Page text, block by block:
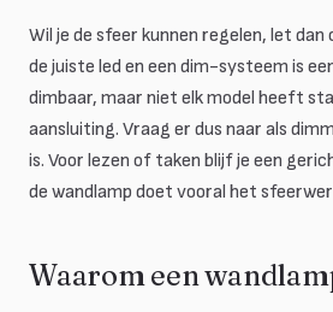
Wil je de sfeer kunnen regelen, let dan
de juiste led en een dim-systeem is
dimbaar, maar niet elk model heeft
aansluiting. Vraag er dus naar als
is. Voor lezen of taken blijf je een
de wandlamp doet vooral het
Waarom een